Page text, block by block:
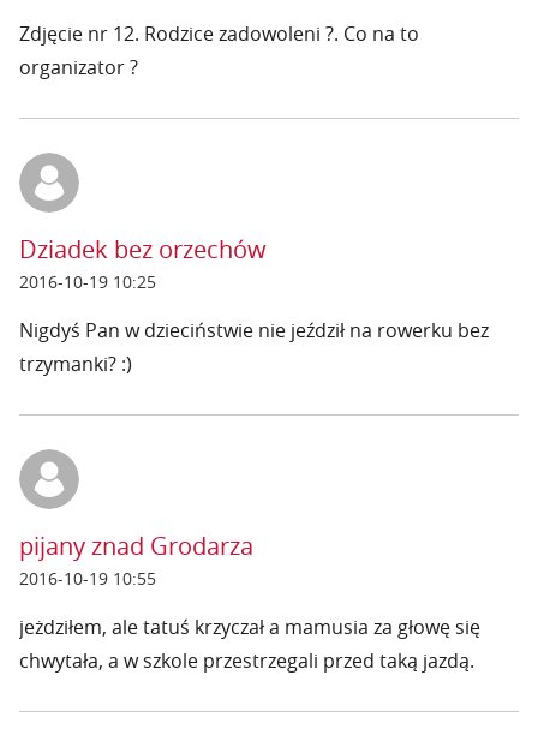
Zdjęcie nr 12. Rodzice zadowoleni ?. Co na to
organizator ?
Dziadek bez orzechów
2016-10-19 10:25
Nigdyś Pan w dzieciństwie nie jeździł na rowerku bez
trzymanki? :)
pijany znad Grodarza
2016-10-19 10:55
jeżdziłem, ale tatuś krzyczał a mamusia za głowę się
chwytała, a w szkole przestrzegali przed taką jazdą.